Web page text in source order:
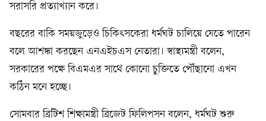
সরাসরি প্রত্যাখ্যান করে।
বছরের বাকি সময়জুড়েও চিকিৎসকেরা ধর্মঘট চালিয়ে যেতে পারেন
বলে আশঙ্কা করছেন এনএইচএস নেতারা। স্বাস্থ্যমন্ত্রী বলেন,
সরকারের পক্ষে বিএমএর সাথে কোনো চুক্তিতে পৌঁছানো এখন
কঠিন মনে হচ্ছে।
সোমবার ব্রিটিশ শিক্ষামন্ত্রী ব্রিজেট ফিলিপসন বলেন, ধর্মঘট শুরু